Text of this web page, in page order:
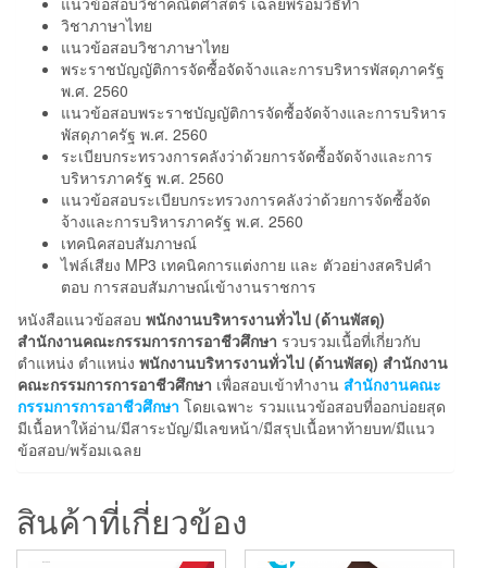
วิชาภาษาไทย
แนวข้อสอบวิชาภาษาไทย
พระราชบัญญัติการจัดซื้อจัดจ้างและการบริหารพัสดุภาครัฐ
พ.ศ. 2560
แนวข้อสอบพระราชบัญญัติการจัดซื้อจัดจ้างและการบริหาร
พัสดุภาครัฐ พ.ศ. 2560
ระเบียบกระทรวงการคลังว่าด้วยการจัดซื้อจัดจ้างและการ
บริหารภาครัฐ พ.ศ. 2560
แนวข้อสอบระเบียบกระทรวงการคลังว่าด้วยการจัดซื้อจัด
จ้างและการบริหารภาครัฐ พ.ศ. 2560
เทคนิคสอบสัมภาษณ์
ไฟล์เสียง MP3 เทคนิคการแต่งกาย และ ตัวอย่างสคริปคำ
ตอบ การสอบสัมภาษณ์เข้างานราชการ
หนังสือแนวข้อสอบ พนักงานบริหารงานทั่วไป (ด้านพัสดุ)
สำนักงานคณะกรรมการการอาชีวศึกษา รวบรวมเนื้อที่เกี่ยวกับ
ตำแหน่ง ตำแหน่ง พนักงานบริหารงานทั่วไป (ด้านพัสดุ) สำนักงาน
คณะกรรมการการอาชีวศึกษา เพื่อสอบเข้าทำงาน สำนักงานคณะ
กรรมการการอาชีวศึกษา โดยเฉพาะ รวมแนวข้อสอบที่ออกบ่อยสุด
มีเนื้อหาให้อ่าน/มีสาระบัญ/มีเลขหน้า/มีสรุปเนื้อหาท้ายบท/มีแนว
ข้อสอบ/พร้อมเฉลย
สินค้าที่เกี่ยวข้อง